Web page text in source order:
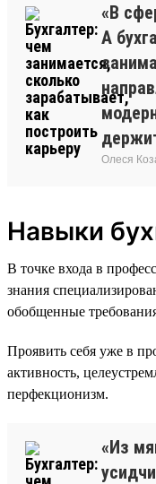
«В
А
Олеся
Навыки
В точке входа в
знания
обобщенные
Проявить себя уже в
активность,
перфекционизм.
«Из